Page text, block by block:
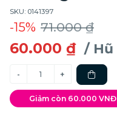
SKU: 0141397
-15% 71.000 ₫
60.000 ₫ / Hũ
Giảm còn 60.000 VNĐ